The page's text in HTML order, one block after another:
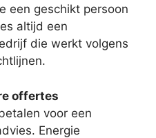
een geschikt persoon
altijd een
die werkt volgens
offertes
voor een
Energie